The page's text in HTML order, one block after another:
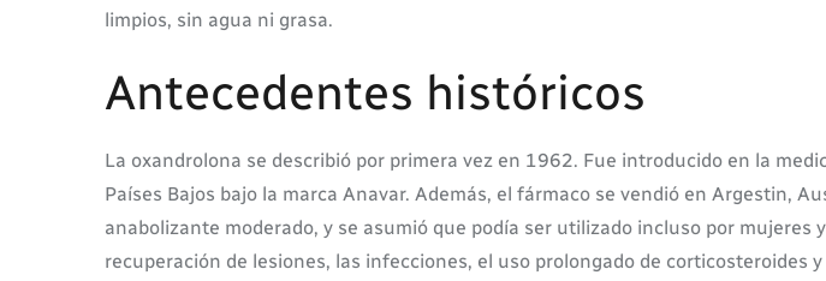
limpios, sin agua ni grasa.
Antecedentes históricos
La oxandrolona se describió por primera vez en 1962. Fue introducido en la
Países Bajos bajo la marca Anavar. Además, el fármaco se vendió en Argestin,
anabolizante moderado, y se asumió que podía ser utilizado incluso por
recuperación de lesiones, las infecciones, el uso prolongado de